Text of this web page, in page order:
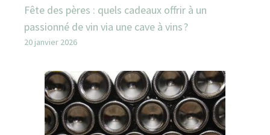
Fête des pères : quels cadeaux offrir à un
passionné de vin via une cave à vins ?
20 janvier 2026